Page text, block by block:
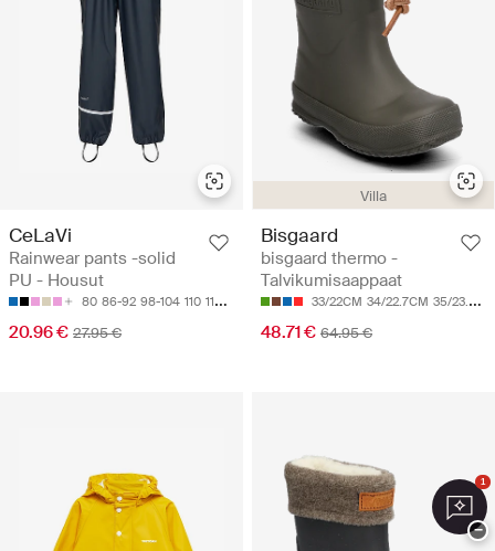
CeLaVi
Rainwear pants -solid
PU - Housut
80 86-92 98-104 110 116-122
20.96 € 27.95 €
Villa
Bisgaard
bisgaard thermo -
Talvikumisaappaat
33/22CM 34/22.7CM 35/23.3CM
48.71 € 64.95 €
1
−